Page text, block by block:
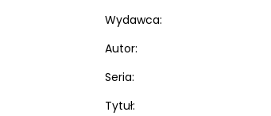
Wydawca:
Autor:
Seria:
Tytuł: